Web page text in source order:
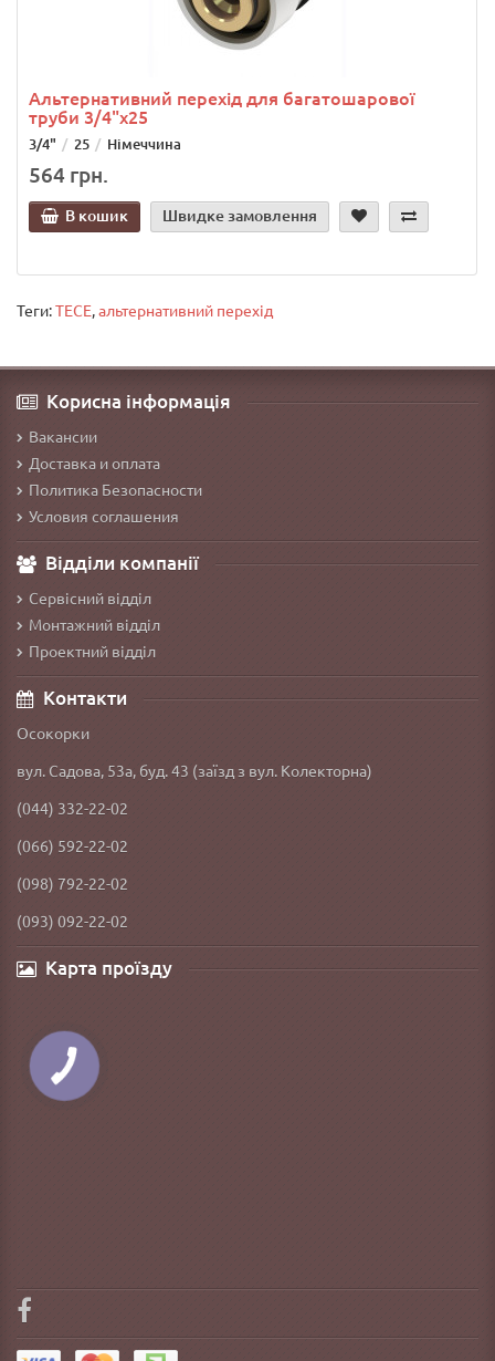
Альтернативний перехід для багатошарової
труби 3/4"х25
3/4" 25 Німеччина
564 грн.
В кошик Швидке замовлення
Теги:ТЕСЕ,альтернативний перехід
Корисна інформація
Вакансии
Доставка и оплата
Политика Безопасности
Условия соглашения
Відділи компанії
Сервісний відділ
Монтажний відділ
Проектний відділ
Контакти
Осокорки
вул. Садова, 53а, буд. 43 (заїзд з вул. Колекторна)
(044) 332-22-02
(066) 592-22-02
(098) 792-22-02
(093) 092-22-02
Карта проїзду